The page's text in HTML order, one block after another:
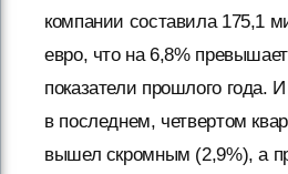
компании составила 175,1
евро, что на 6,8% превышает
показатели прошлого года.
в последнем, четвертом
вышел скромным (2,9%), а